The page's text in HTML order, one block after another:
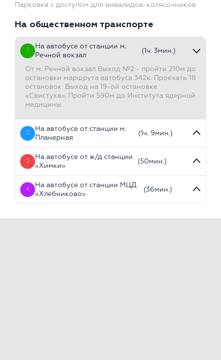
Парковка с доступом для инвалидов-колясочников
На общественном транспорте
1
На автобусе от станции м.
Речной вокзал
(1ч. 3мин.)
От м. Речной вокзал Выход №2 - пройти 210м до
остановки маршрута автобуса 342к. Проехать 18
остановок. Выход на 19-ой остановке
«Свистуха». Пройти 590м до Института ядерной
медицины.
2
На автобусе от станции м.
Планерная
(1ч. 9мин.)
3
На автобусе от ж/д станции
«Химки»
(50мин.)
4
На автобусе от станции МЦД
«Хлебниково»
(36мин.)